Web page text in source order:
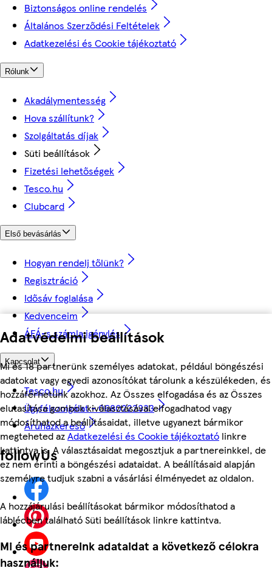
Adatvédelmi beállítások
Mi és 18 partnerünk személyes adatokat, például böngészési
adatokat vagy egyedi azonosítókat tárolunk a készülékeden, és
hozzáférhetünk azokhoz. Az Összes elfogadása és az Összes
elutasítása gombok kiválasztásával elfogadhatod vagy
módosíthatod a beállításaidat, illetve ugyanezt bármikor
megteheted azAdatkezelési és Cookie tájékoztató linkre
kattintva is. A választásaidat megosztjuk a partnereinkkel, de
ez nem érinti a böngészési adataidat. A beállításaid alapján
személyre tudjuk szabni a vásárlási élményedet az oldalon.
A hozzájárulási beállításokat bármikor módosíthatod a
láblécben található Süti beállítások linkre kattintva.
Mi és partnereink adataidat a következő célokra
használjuk:
Biztonságos online rendelés
Általános Szerződési Feltételek
Adatkezelési és Cookie tájékoztató
Rólunk
Akadálymentesség
Hova szállítunk?
Szolgáltatás díjak
Süti beállítások
Fizetési lehetőségek
Tesco.hu
Clubcard
Első bevásárlás
Hogyan rendelj tőlünk?
Regisztráció
Idősáv foglalása
Kedvenceim
ÁFÁ-s számla igénylés
Kapcsolat
Tesco.hu
Ügyfélszolgálat - 0680222333
Áruházkereső
followUs